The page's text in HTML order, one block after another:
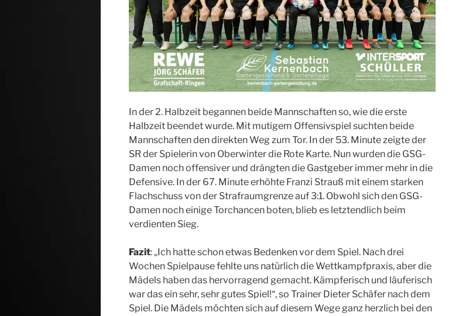
In der 2. Halbzeit begannen beide Mannschaften so, wie die erste
Halbzeit beendet wurde. Mit mutigem Offensivspiel suchten beide
Mannschaften den direkten Weg zum Tor. In der 53. Minute zeigte der
SR der Spielerin von Oberwinter die Rote Karte. Nun wurden die GSG-
Damen noch offensiver und drängten die Gastgeber immer mehr in die
Defensive. In der 67. Minute erhöhte Franzi Strauß mit einem starken
Flachschuss von der Strafraumgrenze auf 3:1. Obwohl sich den GSG-
Damen noch einige Torchancen boten, blieb es letztendlich beim
verdienten Sieg.
Fazit: „Ich hatte schon etwas Bedenken vor dem Spiel. Nach drei
Wochen Spielpause fehlte uns natürlich die Wettkampfpraxis, aber die
Mädels haben das hervorragend gemacht. Kämpferisch und läuferisch
war das ein sehr, sehr gutes Spiel!“, so Trainer Dieter Schäfer nach dem
Spiel. Die Mädels möchten sich auf diesem Wege ganz herzlich bei den